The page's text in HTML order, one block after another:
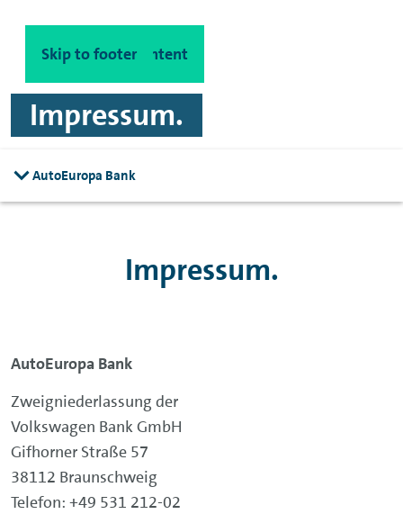
Skip to main content
Skip to footer
Impressum.
AutoEuropa Bank
Impressum.
AutoEuropa Bank
Zweigniederlassung der
Volkswagen Bank GmbH
Gifhorner Straße 57
38112 Braunschweig
Telefon: +49 531 212-02